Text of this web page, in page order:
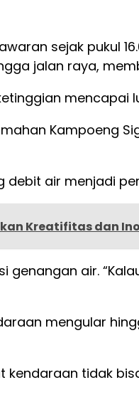
sejak pukul
jalan raya,
mencapai
Kampoeng
air menjadi
Kreatifitas dan
air.
mengular
tidak